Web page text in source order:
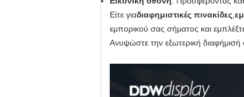
Είτε γιαδιαφημιστικές πινακίδες
εμπορικού σας σήματος και
Ανυψώστε την εξωτερική